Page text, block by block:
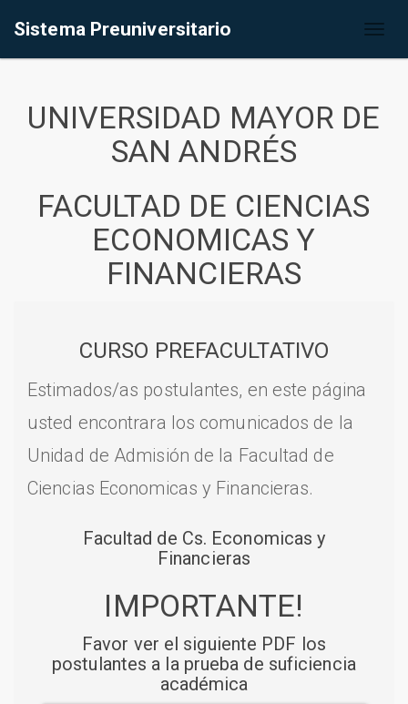
Sistema Preuniversitario
UNIVERSIDAD MAYOR DE
SAN ANDRÉS
FACULTAD DE CIENCIAS
ECONOMICAS Y
FINANCIERAS
CURSO PREFACULTATIVO
Estimados/as postulantes, en este página
usted encontrara los comunicados de la
Unidad de Admisión de la Facultad de
Ciencias Economicas y Financieras.
Facultad de Cs. Economicas y
Financieras
IMPORTANTE!
Favor ver el siguiente PDF los
postulantes a la prueba de suficiencia
académica